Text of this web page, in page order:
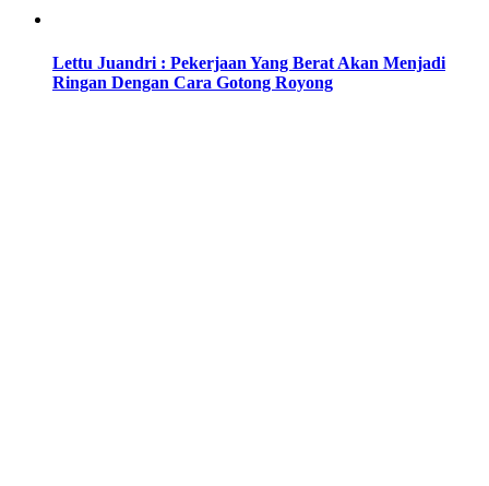
Lettu Juandri : Pekerjaan Yang Berat Akan Menjadi
Ringan Dengan Cara Gotong Royong